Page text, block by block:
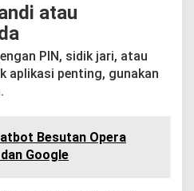
atau
PIN, sidik jari, atau
aplikasi penting, gunakan
Besutan Opera
Google